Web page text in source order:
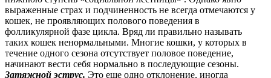
выраженные страх и подчиненность не всегда отмечаются у
кошек, не проявляющих полового поведения в
фолликулярной фазе цикла. Вряд ли правильно называть
таких кошек ненормальными. Многие кошки, у которых в
течение одного сезона отсутствует половое поведение,
начинают вести себя нормально в последующие сезоны.
Затяжной эструс. Это еще одно отклонение, иногда